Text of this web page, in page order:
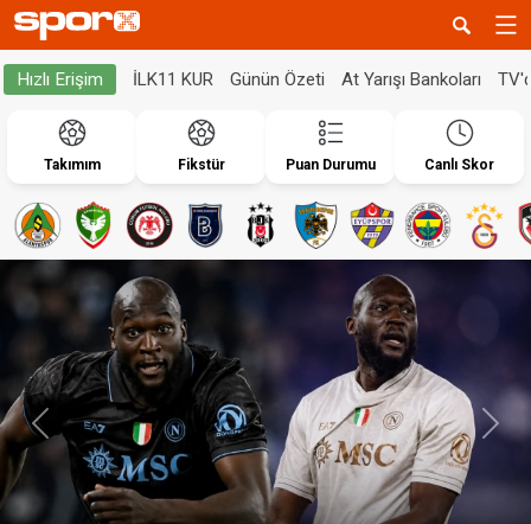
Hızlı Erişim İLK11 KUR Günün Özeti At Yarışı Bankoları
Takımım Fikstür Puan Durumu Canlı Skor
Geri İleri